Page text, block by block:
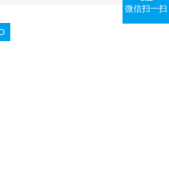
微信扫一扫